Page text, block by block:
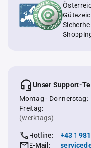
Unser Support-
Montag - Donnerstag:
Freitag:
(werktags)
Hotline:
+43 1
E-Mail: